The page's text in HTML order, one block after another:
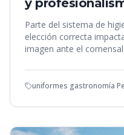
y
Parte del sistema de
elección correcta
imagen ante el comensal.
uniformes gastronomía